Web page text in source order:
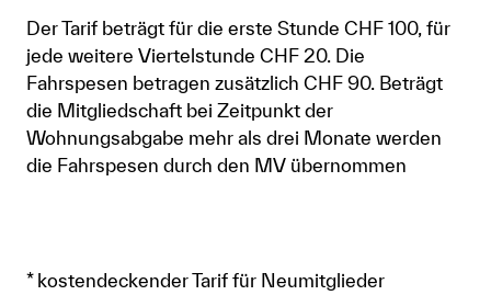
Der Tarif beträgt für die erste Stunde CHF 100, für
jede weitere Viertelstunde CHF 20. Die
Fahrspesen betragen zusätzlich CHF 90. Beträgt
die Mitgliedschaft bei Zeitpunkt der
Wohnungsabgabe mehr als drei Monate werden
die Fahrspesen durch den MV übernommen
* kostendeckender Tarif für Neumitglieder